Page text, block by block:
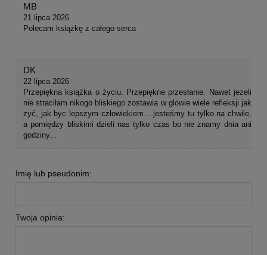
MB
21 lipca 2026
Polecam książkę z całego serca
DK
22 lipca 2026
Przepiękna książka o życiu. Przepiękne przesłanie. Nawet jezeli
nie straciłam nikogo bliskiego zostawia w glowie wiele refleksji jak
żyć, jak byc lepszym człowiekiem... jesteśmy tu tylko na chwile,
a pomiędzy bliskimi dzieli nas tylko czas bo nie znamy dnia ani
godziny...
Imię lub pseudonim:
Twoja opinia: